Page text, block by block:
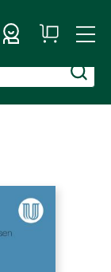
Logg inn
Handlekurv